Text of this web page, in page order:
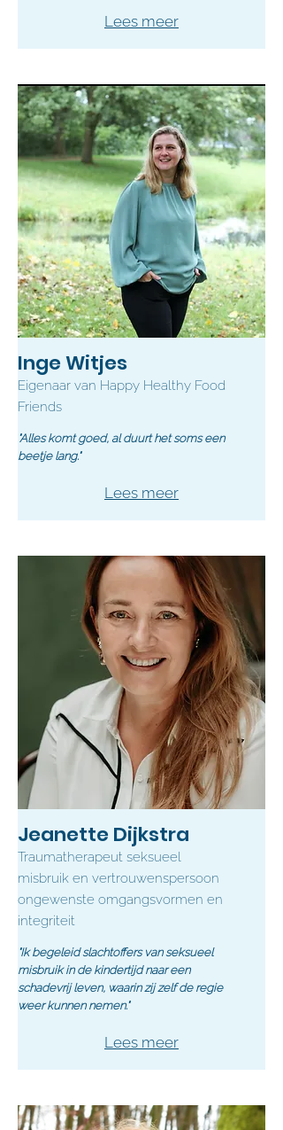
Lees meer
Inge Witjes
Eigenaar van Happy Healthy Food
Friends
"Alles komt goed, al duurt het soms een
beetje lang."
Lees meer
Jeanette Dijkstra
Traumatherapeut seksueel
misbruik en vertrouwenspersoon
ongewenste omgangsvormen en
integriteit
"Ik begeleid slachtoffers van seksueel
misbruik in de kindertijd naar een
schadevrij leven, waarin zij zelf de regie
weer kunnen nemen."
Lees meer